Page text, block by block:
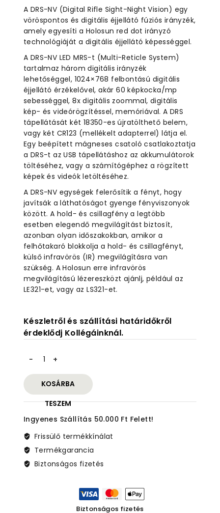
5
A DRS-NV (Digital Rifle Sight-Night Vision) egy
vöröspontos és digitális éjjellátó fúziós irányzék,
amely egyesíti a Holosun red dot irányzó
technológiáját a digitális éjjellátó képességgel.
A DRS-NV LED MRS-t (Multi-Reticle System)
tartalmaz három digitális irányzék
lehetőséggel, 1024×768 felbontású digitális
éjjellátó érzékelővel, akár 60 képkocka/mp
sebességgel, 8x digitális zoommal, digitális
kép- és videórögzítéssel, memóriával. A DRS
tápellátását két 18350-es újratölthető belem,
vagy két CR123 (mellékelt adapterrel) látja el.
Egy beépített mágneses csatoló csatlakoztatja
a DRS-t az USB tápellátáshoz az akkumulátorok
töltéséhez, vagy a számítógéphez a rögzített
képek és videók letöltéséhez.
A DRS-NV egységek felerősítik a fényt, hogy
javítsák a láthatóságot gyenge fényviszonyok
között. A hold- és csillagfény a legtöbb
esetben elegendő megvilágítást biztosít,
azonban olyan időszakokban, amikor a
felhőtakaró blokkolja a hold- és csillagfényt,
külső infravörös (IR) megvilágításra van
szükség. A Holosun erre infravörös
megvilágítású lézereszközt ajánlj, például az
LE321-et, vagy az LS321-et.
Készletről és szállítási határidőkről
érdeklődj Kollégáinknál.
Holosun
NV
éjjellátó
red
dot
mennyiség
KOSÁRBA
TESZEM
Ingyenes Szállítás 50.000 Ft Felett!
Frissülő termékkínálat
Termékgarancia
Biztonságos fizetés
Biztonságos fizetés